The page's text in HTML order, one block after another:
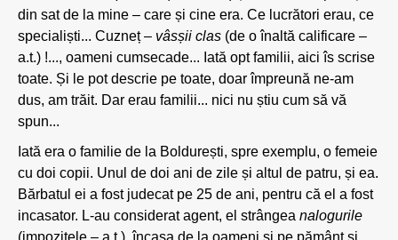
din sat de la mine – care și cine era. Ce lucrători erau, ce
specialiști... Cuzneț – vâsșii clas (de o înaltă calificare –
a.t.) !..., oameni cumsecade... Iată opt familii, aici îs scrise
toate. Și le pot descrie pe toate, doar împreună ne-am
dus, am trăit. Dar erau familii... nici nu știu cum să vă
spun...
Iată era o familie de la Boldurești, spre exemplu, o femeie
cu doi copii. Unul de doi ani de zile și altul de patru, și ea.
Bărbatul ei a fost judecat pe 25 de ani, pentru că el a fost
incasator. L-au considerat agent, el strângea nalogurile
(impozitele – a.t.), încasa de la oameni și pe pământ și,